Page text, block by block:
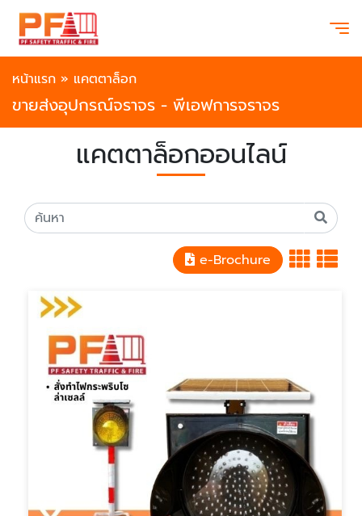
หน้าแรก » แคตตาล็อก
ขายส่งอุปกรณ์จราจร - พีเอฟการจราจร
แคตตาล็อกออนไลน์
e-Brochure